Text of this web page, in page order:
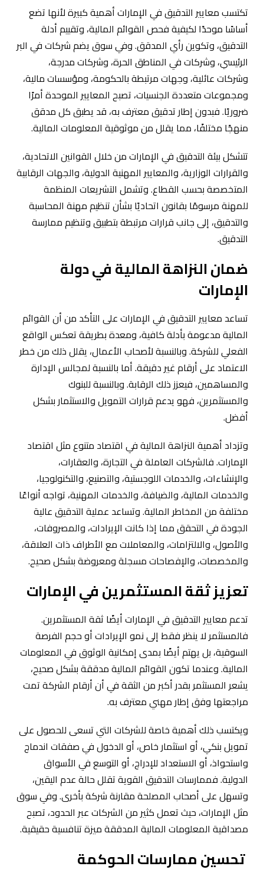
تكتسب معايير التدقيق في الإمارات أهمية كبيرة لأنها تضع
أساسًا موحدًا لكيفية فحص القوائم المالية، وتقييم أدلة
التدقيق، وتكوين رأي المدقق. وفي سوق يضم شركات في البر
الرئيسي، وشركات في المناطق الحرة، وشركات مدرجة،
وشركات عائلية، وجهات مرتبطة بالحكومة، ومؤسسات مالية،
ومجموعات متعددة الجنسيات، تصبح المعايير الموحدة أمرًا
ضروريًا. فبدون إطار تدقيق معترف به، قد يطبق كل مدقق
منهجًا مختلفًا، مما يقلل من موثوقية المعلومات المالية.
تتشكل بيئة التدقيق في الإمارات من خلال القوانين الاتحادية،
والقرارات الوزارية، والمعايير المهنية الدولية، والجهات الرقابية
المتخصصة بحسب القطاع. وتشمل التشريعات المنظمة
للمهنة مرسومًا بقانون اتحاديًا بشأن تنظيم مهنة المحاسبة
والتدقيق، إلى جانب قرارات مرتبطة بتطبيق وتنظيم ممارسة
التدقيق.
ضمان النزاهة المالية في دولة
الإمارات
تساعد معايير التدقيق في الإمارات على التأكد من أن القوائم
المالية مدعومة بأدلة كافية، ومعدة بطريقة تعكس الواقع
الفعلي للشركة. وبالنسبة لأصحاب الأعمال، يقلل ذلك من خطر
الاعتماد على أرقام غير دقيقة. أما بالنسبة لمجالس الإدارة
والمساهمين، فيعزز ذلك الرقابة. وبالنسبة للبنوك
والمستثمرين، فهو يدعم قرارات التمويل والاستثمار بشكل
أفضل.
وتزداد أهمية النزاهة المالية في اقتصاد متنوع مثل اقتصاد
الإمارات. فالشركات العاملة في التجارة، والعقارات،
والإنشاءات، والخدمات اللوجستية، والتصنيع، والتكنولوجيا،
والخدمات المالية، والضيافة، والخدمات المهنية، تواجه أنواعًا
مختلفة من المخاطر المالية. وتساعد عملية التدقيق عالية
الجودة في التحقق مما إذا كانت الإيرادات، والمصروفات،
والأصول، والالتزامات، والمعاملات مع الأطراف ذات العلاقة،
والمخصصات، والإفصاحات مسجلة ومعروضة بشكل صحيح.
تعزيز ثقة المستثمرين في الإمارات
تدعم معايير التدقيق في الإمارات أيضًا ثقة المستثمرين.
فالمستثمر لا ينظر فقط إلى نمو الإيرادات أو حجم الفرصة
السوقية، بل يهتم أيضًا بمدى إمكانية الوثوق في المعلومات
المالية. وعندما تكون القوائم المالية مدققة بشكل صحيح،
يشعر المستثمر بقدر أكبر من الثقة في أن أرقام الشركة تمت
مراجعتها وفق إطار مهني معترف به.
ويكتسب ذلك أهمية خاصة للشركات التي تسعى للحصول على
تمويل بنكي، أو استثمار خاص، أو الدخول في صفقات اندماج
واستحواذ، أو الاستعداد للإدراج، أو التوسع في الأسواق
الدولية. فممارسات التدقيق القوية تقلل حالة عدم اليقين،
وتسهل على أصحاب المصلحة مقارنة شركة بأخرى. وفي سوق
مثل الإمارات، حيث تعمل كثير من الشركات عبر الحدود، تصبح
مصداقية المعلومات المالية المدققة ميزة تنافسية حقيقية.
تحسين ممارسات الحوكمة